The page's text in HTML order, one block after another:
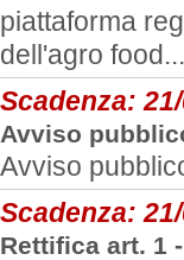
piattaforma
dell'agro food...
Scadenza:
Avviso
Avviso
Scadenza:
Rettifica art. 1